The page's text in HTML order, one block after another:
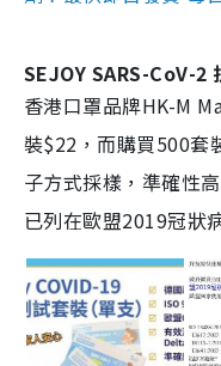
SEJOY SARS-CoV-2
香港口罩品牌HK-M
裝$22，而購買500套
子方式採樣，準確性
已列在歐盟2019冠狀